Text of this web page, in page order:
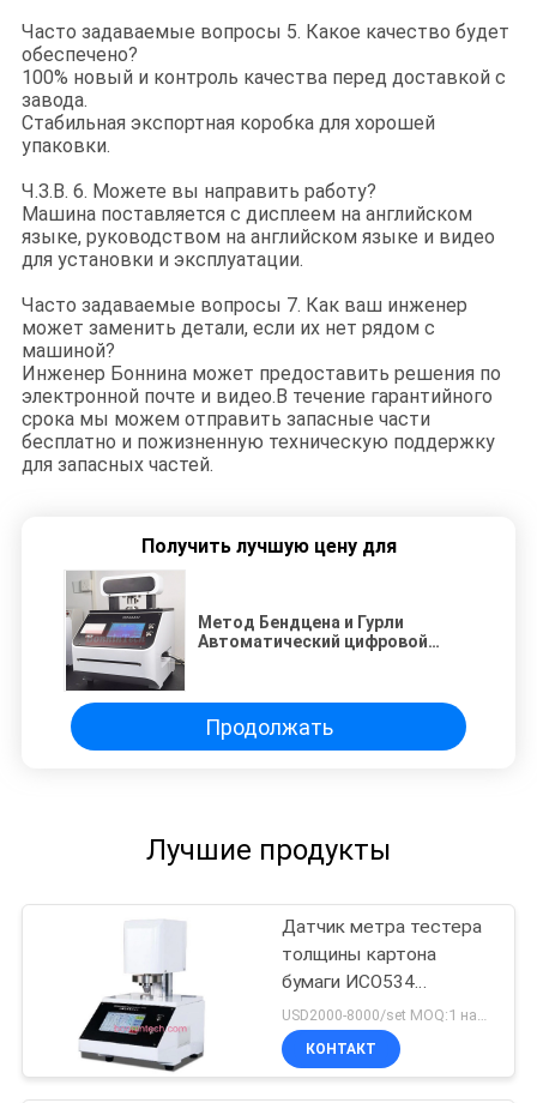
Часто задаваемые вопросы 5. Какое качество будет
обеспечено?
100% новый и контроль качества перед доставкой с
завода.
Стабильная экспортная коробка для хорошей
упаковки.
Ч.З.В. 6. Можете вы направить работу?
Машина поставляется с дисплеем на английском
языке, руководством на английском языке и видео
для установки и эксплуатации.
Часто задаваемые вопросы 7. Как ваш инженер
может заменить детали, если их нет рядом с
машиной?
Инженер Боннина может предоставить решения по
электронной почте и видео.В течение гарантийного
срока мы можем отправить запасные части
бесплатно и пожизненную техническую поддержку
для запасных частей.
Получить лучшую цену для
Метод Бендцена и Гурли
Автоматический цифровой
Продолжать
Лучшие продукты
Датчик метра тестера
толщины картона
бумаги ИСО534
ИСО3034
КОНТАКТ